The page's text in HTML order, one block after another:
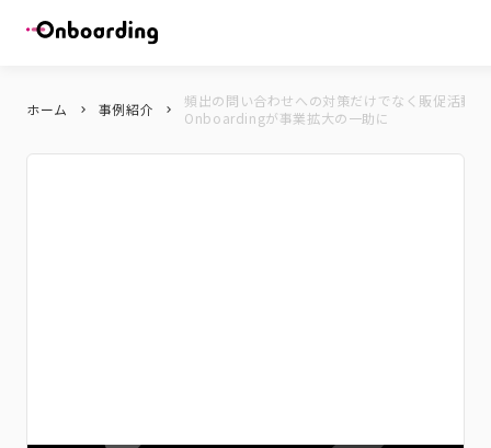
ホーム keyboard_arrow_right 事例紹介 keyboard_arrow_right
頻出の問い合わせへの対策だけでなく販促活動
Onboardingが事業拡大の一助に